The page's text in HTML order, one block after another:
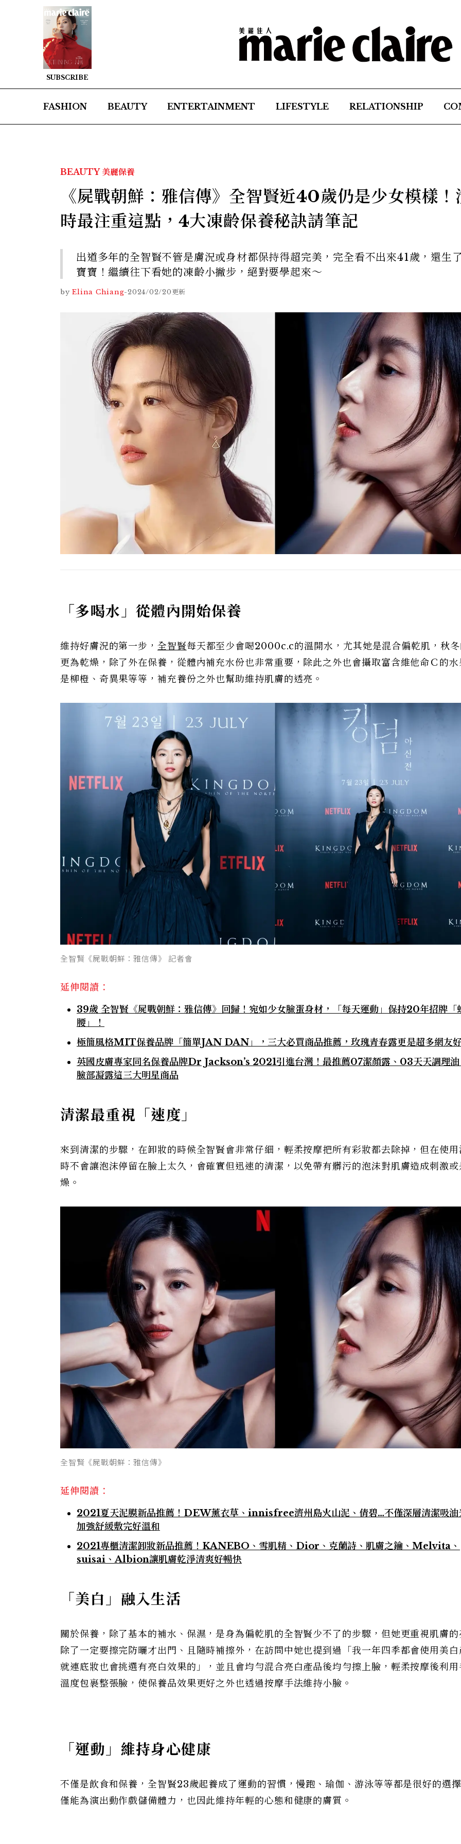
SUBSCRIBE
FASHION BEAUTY ENTERTAINMENT LIFESTYLE RELATIONSHIP
BEAUTY 美麗保養
《屍戰朝鮮：雅信傳》全智賢近40歲仍是少女模樣！
時最注重這點，4大凍齡保養秘訣請筆記
出道多年的全智賢不管是膚況或身材都保持得超完美，完全看不出來41歲，還生
寶寶！繼續往下看她的凍齡小撇步，絕對要學起來～
by Elina Chiang-2024/02/20更新
「多喝水」從體內開始保養
維持好膚況的第一步， 全智賢每天都至少會喝2000c.c的溫開水，尤其她是混合偏乾肌，秋
更為乾燥，除了外在保養，從體內補充水份也非常重要，除此之外也會攝取富含維他命Ｃ的
是柳橙、奇異果等等，補充養份之外也幫助維持肌膚的透亮。
全智賢《屍戰朝鮮：雅信傳》 記者會
延伸閱讀：
39歲 全智賢《屍戰朝鮮：雅信傳》回歸！宛如少女臉蛋身材，「每天運動」保持20年招牌「
腰」！
極簡風格MIT保養品牌「簡單JAN DAN」，三大必買商品推薦，玫瑰青春露更是超多網友
英國皮膚專家同名保養品牌Dr Jackson’s 2021引進台灣！最推薦07潔顏露、03天天調理
臉部凝露這三大明星商品
清潔最重視「速度」
來到清潔的步驟，在卸妝的時候全智賢會非常仔細，輕柔按摩把所有彩妝都去除掉，但在使
時不會讓泡沫停留在臉上太久，會確實但迅速的清潔，以免帶有髒污的泡沫對肌膚造成刺激
燥。
全智賢《屍戰朝鮮：雅信傳》
延伸閱讀：
2021夏天泥膜新品推薦！DEW薰衣草、innisfree濟州島火山泥、倩碧…不僅深層清潔吸油
加強舒緩敷完好溫和
2021專櫃清潔卸妝新品推薦！KANEBO、雪肌精、Dior、克蘭詩、肌膚之鑰、Melvita、
suisai、Albion讓肌膚乾淨清爽好暢快
「美白」融入生活
關於保養，除了基本的補水、保濕，是身為偏乾肌的全智賢少不了的步驟，但她更重視肌膚
除了一定要擦完防曬才出門、且隨時補擦外，在訪問中她也提到過「我一年四季都會使用美
就連底妝也會挑選有亮白效果的」，並且會均勻混合亮白產品後均勻擦上臉，輕柔按摩後利
溫度包裹整張臉，使保養品效果更好之外也透過按摩手法維持小臉。
「運動」維持身心健康
不僅是飲食和保養，全智賢23歲起養成了運動的習慣，慢跑、瑜伽、游泳等等都是很好的選
僅能為演出動作戲儲備體力，也因此維持年輕的心態和健康的膚質。